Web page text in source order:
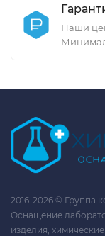
Наши
2016-2026 ©
Оснащение
изделия,